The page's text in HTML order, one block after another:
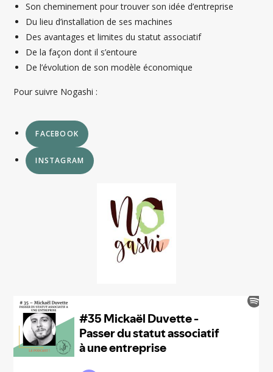
Son cheminement pour trouver son idée d’entreprise
Du lieu d’installation de ses machines
Des avantages et limites du statut associatif
De la façon dont il s’entoure
De l’évolution de son modèle économique
Pour suivre Nogashi :
FACEBOOK
INSTAGRAM